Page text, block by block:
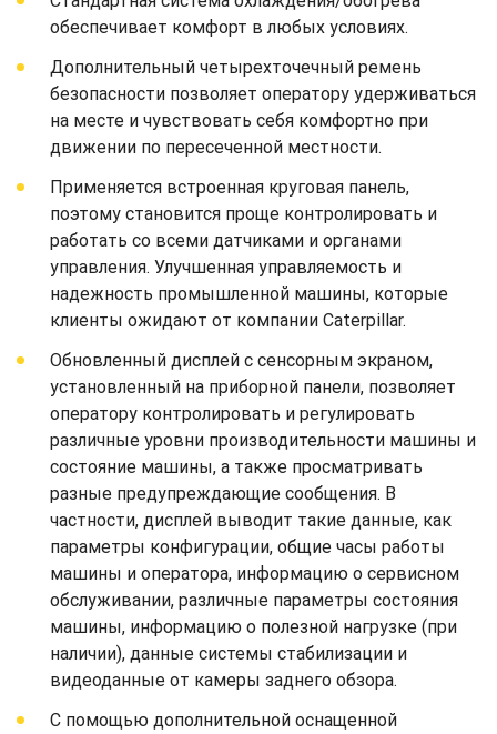
обеспечивает комфорт в любых условиях.
Дополнительный четырехточечный ремень
безопасности позволяет оператору удерживаться
на месте и чувствовать себя комфортно при
движении по пересеченной местности.
Применяется встроенная круговая панель,
поэтому становится проще контролировать и
работать со всеми датчиками и органами
управления. Улучшенная управляемость и
надежность промышленной машины, которые
клиенты ожидают от компании Caterpillar.
Обновленный дисплей с сенсорным экраном,
установленный на приборной панели, позволяет
оператору контролировать и регулировать
различные уровни производительности машины и
состояние машины, а также просматривать
разные предупреждающие сообщения. В
частности, дисплей выводит такие данные, как
параметры конфигурации, общие часы работы
машины и оператора, информацию о сервисном
обслуживании, различные параметры состояния
машины, информацию о полезной нагрузке (при
наличии), данные системы стабилизации и
видеоданные от камеры заднего обзора.
С помощью дополнительной оснащенной